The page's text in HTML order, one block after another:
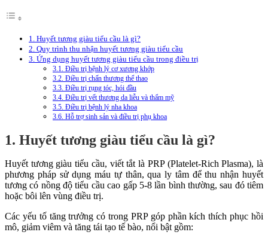
1. Huyết tương giàu tiểu cầu là gì?
2. Quy trình thu nhận huyết tương giàu tiểu cầu
3. Ứng dụng huyết tương giàu tiểu cầu trong điều trị
3.1. Điều trị bệnh lý cơ xương khớp
3.2. Điều trị chấn thương thể thao
3.3. Điều trị rụng tóc, hói đầu
3.4. Điều trị vết thương da liễu và thẩm mỹ
3.5. Điều trị bệnh lý nha khoa
3.6. Hỗ trợ sinh sản và điều trị phụ khoa
1. Huyết tương giàu tiểu cầu là gì?
Huyết tương giàu tiểu cầu, viết tắt là PRP (Platelet-Rich Plasma), là
phương pháp sử dụng máu tự thân, qua ly tâm để thu nhận huyết
tương có nồng độ tiểu cầu cao gấp 5-8 lần bình thường, sau đó tiêm
hoặc bôi lên vùng điều trị.
Các yếu tố tăng trưởng có trong PRP góp phần kích thích phục hồi
mô, giảm viêm và tăng tái tạo tế bào, nổi bật gồm: